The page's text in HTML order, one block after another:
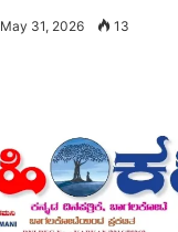
May 31, 2026 13